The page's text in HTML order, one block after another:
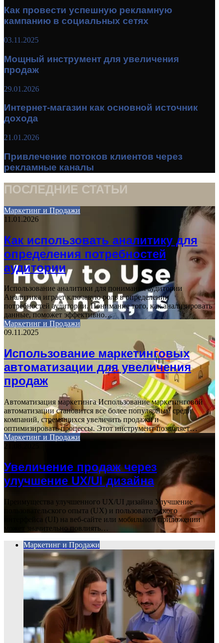
Как провести успешную рекламную
кампанию в социальных сетях
03.11.2025
Мощный инструмент для увеличения
продаж
29.01.2026
Интернет-магазин как основной источник
дохода
21.01.2026
Привлечение потоков клиентов через
рекламные каналы
ПОСЛЕДНИЕ СТАТЬИ
Маркетинг и Продажи
11.01.2026
Как использовать аналитику для
определения потребностей
аудитории
Использование аналитики для понимания аудитории
Аналитика играет ключевую роль в определении
потребностей аудитории. Понимание того, как анализировать
данные, поможет эффективно…
Маркетинг и Продажи
09.11.2025
Использование маркетинговых
автоматизации для увеличения
продаж
Автоматизация маркетинга Использование маркетинговой
автоматизации становится все более популярным среди
компаний, стремящихся увеличить продажи и
оптимизировать процессы. Этот инструмент позволяет…
Маркетинг и Продажи
Увеличение продаж через
улучшение UX/UI дизайна
Преимущества улучшенного UX/UI дизайна Улучшение
пользовательского опыта (UX) и пользовательского
интерфейса (UI) на веб-сайте или мобильном приложении
может значительно повлиять…
Маркетинг и Продажи